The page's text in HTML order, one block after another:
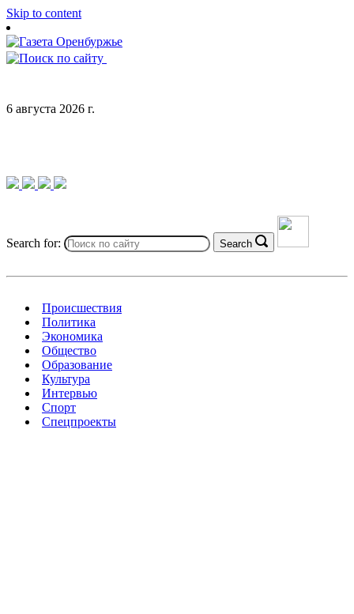
Skip to content
6 августа 2026 г.
Search for: Search
Происшествия
Политика
Экономика
Общество
Образование
Культура
Интервью
Спорт
Спецпроекты